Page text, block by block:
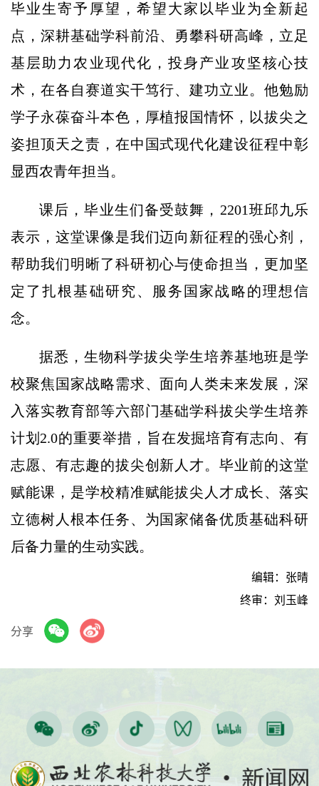
毕业生寄予厚望，希望大家以毕业为全新起
点，深耕基础学科前沿、勇攀科研高峰，立足
基层助力农业现代化，投身产业攻坚核心技
术，在各自赛道实干笃行、建功立业。他勉励
学子永葆奋斗本色，厚植报国情怀，以拔尖之
姿担顶天之责，在中国式现代化建设征程中彰
显西农青年担当。
课后，毕业生们备受鼓舞，2201班邱九乐
表示，这堂课像是我们迈向新征程的强心剂，
帮助我们明晰了科研初心与使命担当，更加坚
定了扎根基础研究、服务国家战略的理想信
念。
据悉，生物科学拔尖学生培养基地班是学
校聚焦国家战略需求、面向人类未来发展，深
入落实教育部等六部门基础学科拔尖学生培养
计划2.0的重要举措，旨在发掘培育有志向、有
志愿、有志趣的拔尖创新人才。毕业前的这堂
赋能课，是学校精准赋能拔尖人才成长、落实
立德树人根本任务、为国家储备优质基础科研
后备力量的生动实践。
编辑：张晴
终审：刘玉峰
分享